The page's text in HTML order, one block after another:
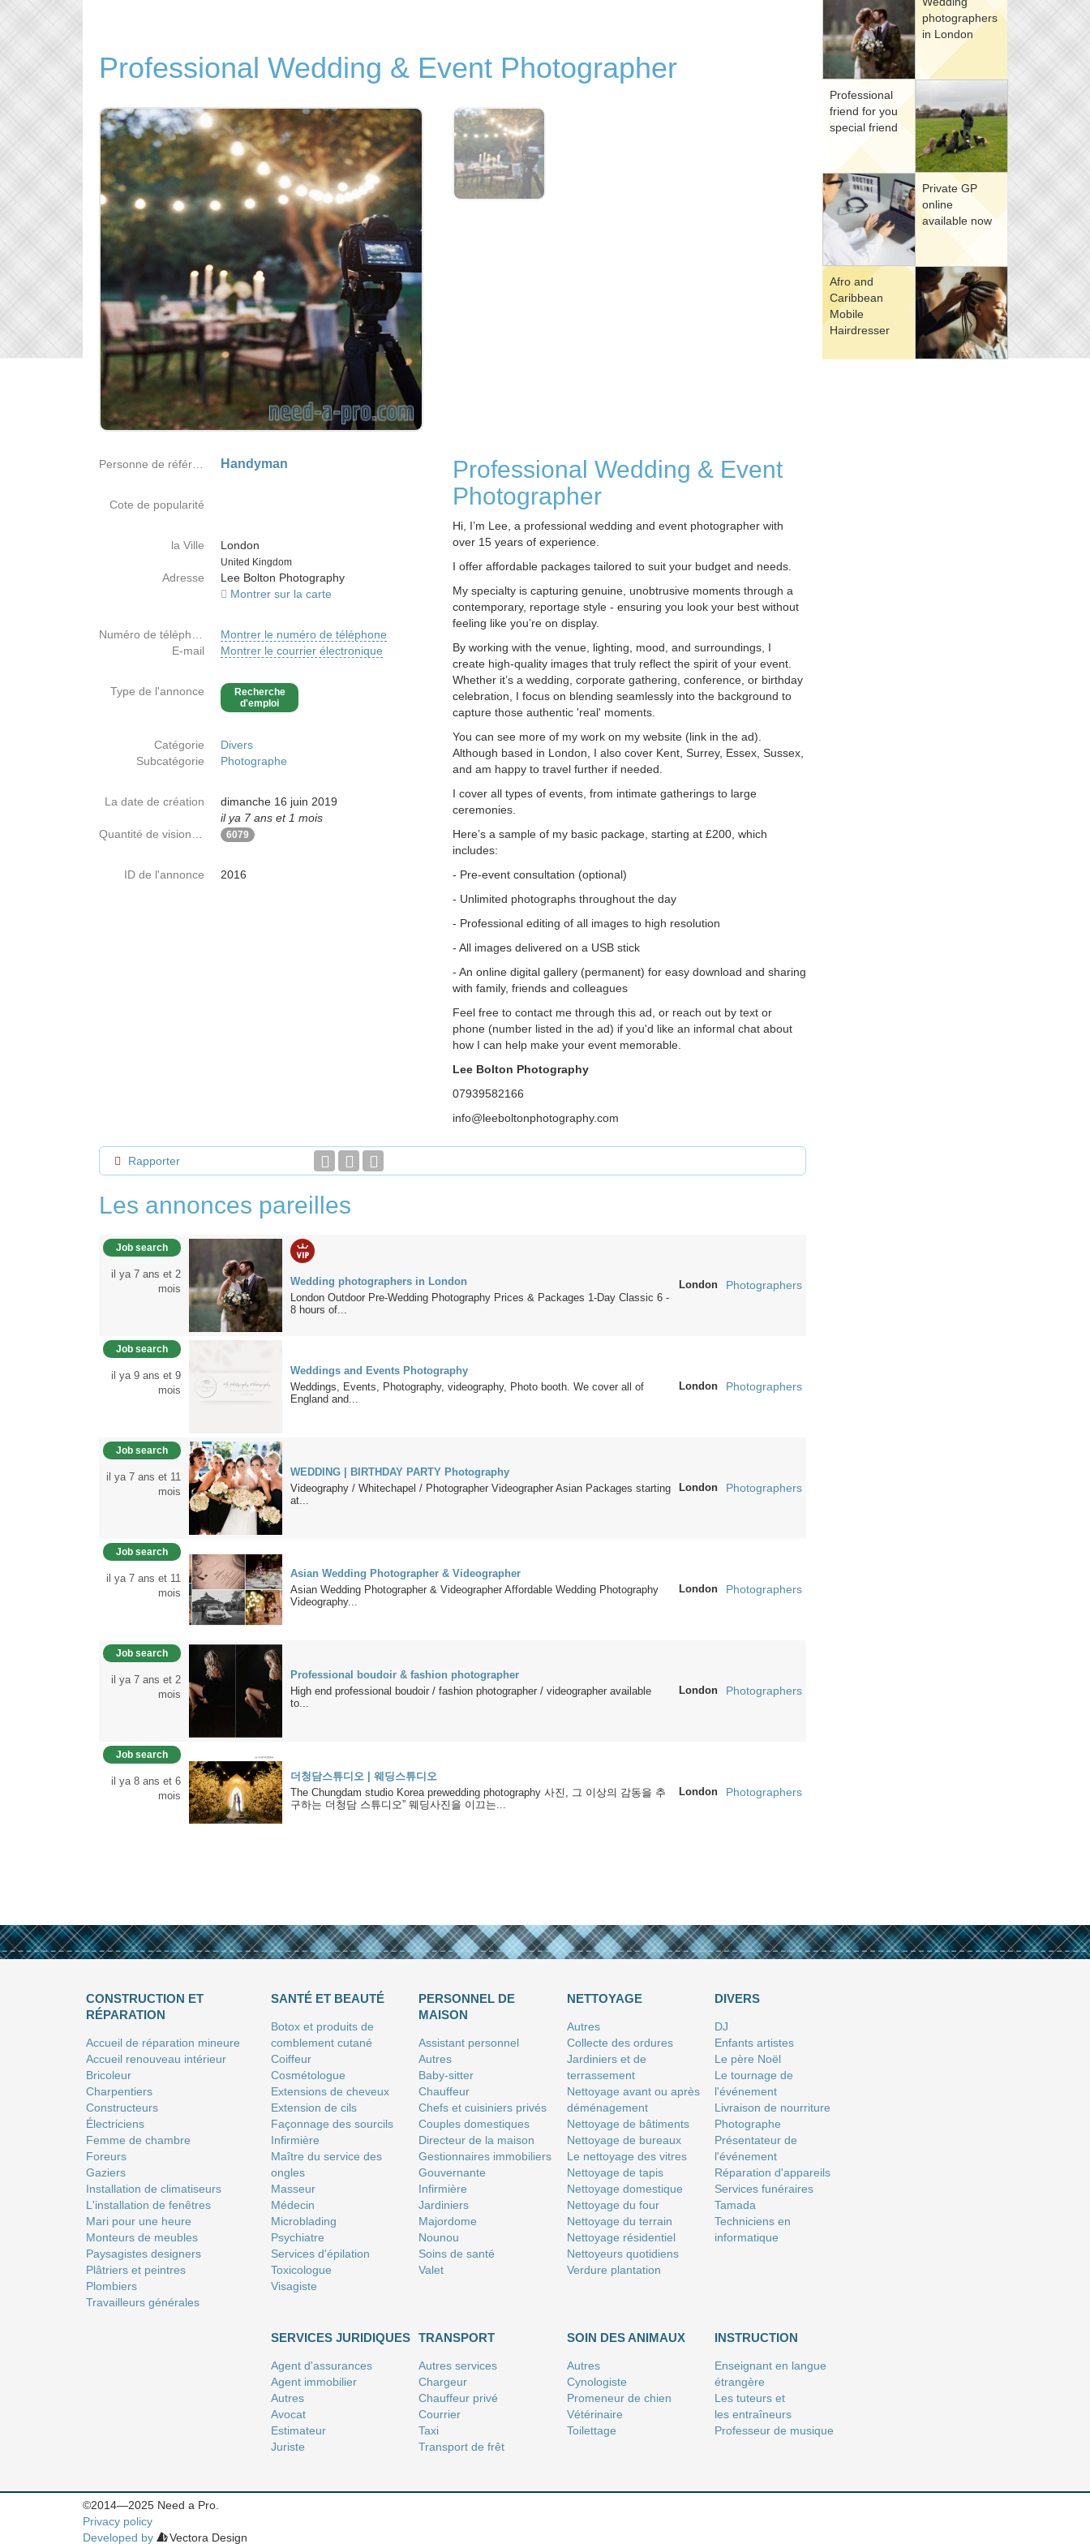
photographers
in London
Professional
friend for you
special friend
Private GP
online
available now
Afro and
Caribbean
Mobile
Hairdresser
Professional Wedding & Event Photographer
Professional Wedding & Event
Photographer
Hi, I’m Lee, a professional wedding and event photographer with
over 15 years of experience.
I offer affordable packages tailored to suit your budget and needs.
My specialty is capturing genuine, unobtrusive moments through a
contemporary, reportage style - ensuring you look your best without
feeling like you’re on display.
By working with the venue, lighting, mood, and surroundings, I
create high-quality images that truly reflect the spirit of your event.
Whether it’s a wedding, corporate gathering, conference, or birthday
celebration, I focus on blending seamlessly into the background to
capture those authentic 'real' moments.
You can see more of my work on my website (link in the ad).
Although based in London, I also cover Kent, Surrey, Essex, Sussex,
and am happy to travel further if needed.
I cover all types of events, from intimate gatherings to large
ceremonies.
Here’s a sample of my basic package, starting at £200, which
includes:
- Pre-event consultation (optional)
- Unlimited photographs throughout the day
- Professional editing of all images to high resolution
- All images delivered on a USB stick
- An online digital gallery (permanent) for easy download and sharing
with family, friends and colleagues
Feel free to contact me through this ad, or reach out by text or
phone (number listed in the ad) if you'd like an informal chat about
how I can help make your event memorable.
Lee Bolton Photography
07939582166
info@leeboltonphotography.com
Handyman
Cote de popularité
la Ville
London
Country
United Kingdom
Adresse
Lee Bolton Photography
Montrer sur la carte
Montrer le numéro de téléphone
E-mail
Montrer le courrier électronique
Type de l'annonce
Recherche
d'emploi
Catégorie
Divers
Subcatégorie
Photographe
La date de création
dimanche 16 juin 2019
il ya 7 ans et 1 mois
6079
ID de l'annonce 2016
Rapporter
Les annonces pareilles
Job search
il ya 7 ans et 2
mois
Wedding photographers in London
London Outdoor Pre-Wedding Photography Prices & Packages 1-Day Classic 6 -
8 hours of...
London Photographers
Job search
il ya 9 ans et 9
mois
Weddings and Events Photography
Weddings, Events, Photography, videography, Photo booth. We cover all of
England and...
London Photographers
Job search
il ya 7 ans et 11
mois
WEDDING | BIRTHDAY PARTY Photography
Videography / Whitechapel / Photographer Videographer Asian Packages starting
at...
London Photographers
Job search
il ya 7 ans et 11
mois
Asian Wedding Photographer & Videographer
Asian Wedding Photographer & Videographer Affordable Wedding Photography
Videography...
London Photographers
Job search
il ya 7 ans et 2
mois
Professional boudoir & fashion photographer
High end professional boudoir / fashion photographer / videographer available
to...
London Photographers
Job search
il ya 8 ans et 6
mois
더청담스튜디오 | 웨딩스튜디오
The Chungdam studio Korea prewedding photography 사진, 그 이상의 감동을 추
구하는 더청담 스튜디오” 웨딩사진을 이끄는...
London Photographers
CONSTRUCTION ET
RÉPARATION
Accueil de réparation mineure
Accueil renouveau intérieur
Bricoleur
Charpentiers
Constructeurs
Électriciens
Femme de chambre
Foreurs
Gaziers
Installation de climatiseurs
L'installation de fenêtres
Mari pour une heure
Monteurs de meubles
Paysagistes designers
Plâtriers et peintres
Plombiers
Travailleurs générales
SANTÉ ET BEAUTÉ
Botox et produits de
comblement cutané
Coiffeur
Сosmétologue
Extensions de cheveux
Extension de cils
Façonnage des sourcils
Infirmière
Maître du service des
ongles
Masseur
Médecin
Microblading
Psychiatre
Services d'épilation
Toxicologue
Visagiste
PERSONNEL DE
MAISON
Assistant personnel
Autres
Baby-sitter
Chauffeur
Chefs et cuisiniers privés
Couples domestiques
Directeur de la maison
Gestionnaires immobiliers
Gouvernante
Infirmière
Jardiniers
Majordome
Nounou
Soins de santé
Valet
NETTOYAGE
Autres
Collecte des ordures
Jardiniers et de
terrassement
Nettoyage avant ou après
déménagement
Nettoyage de bâtiments
Nettoyage de bureaux
Le nettoyage des vitres
Nettoyage de tapis
Nettoyage domestique
Nettoyage du four
Nettoyage du terrain
Nettoyage résidentiel
Nettoyeurs quotidiens
Verdure plantation
DIVERS
DJ
Enfants artistes
Le père Noël
Le tournage de
l'événement
Livraison de nourriture
Photographe
Présentateur de
l'événement
Réparation d'appareils
Services funéraires
Tamada
Techniciens en
informatique
SERVICES JURIDIQUES
Agent d'assurances
Agent immobilier
Autres
Avocat
Estimateur
Juriste
TRANSPORT
Autres services
Chargeur
Chauffeur privé
Courrier
Taxi
Transport de frêt
SOIN DES ANIMAUX
Autres
Cynologiste
Promeneur de chien
Vétérinaire
Toilettage
INSTRUCTION
Enseignant en langue
étrangère
Les tuteurs et
les entraîneurs
Professeur de musique
©2014—2025 Need a Pro.
Privacy policy
Developed by
Vectora Design